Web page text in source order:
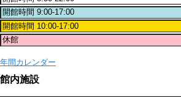
年間カレンダー
館内施設